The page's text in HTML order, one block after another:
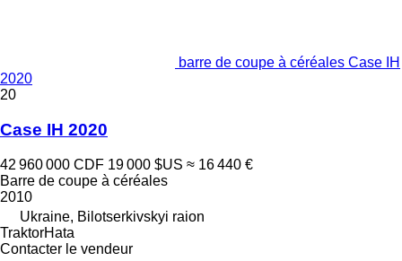
barre de coupe à céréales Case IH
2020
20
Case IH 2020
42 960 000 CDF 19 000 $US ≈ 16 440 €
Barre de coupe à céréales
2010
Ukraine, Bilotserkivskyi raion
TraktorHata
Contacter le vendeur